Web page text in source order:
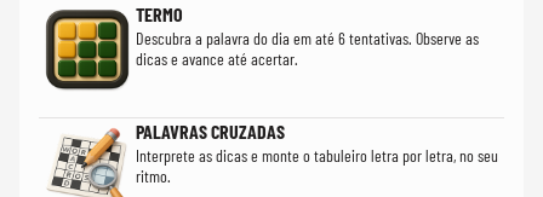
TERMO
Descubra a palavra do dia em até 6 tentativas. Observe as
dicas e avance até acertar.
PALAVRAS CRUZADAS
Interprete as dicas e monte o tabuleiro letra por letra, no seu
ritmo.